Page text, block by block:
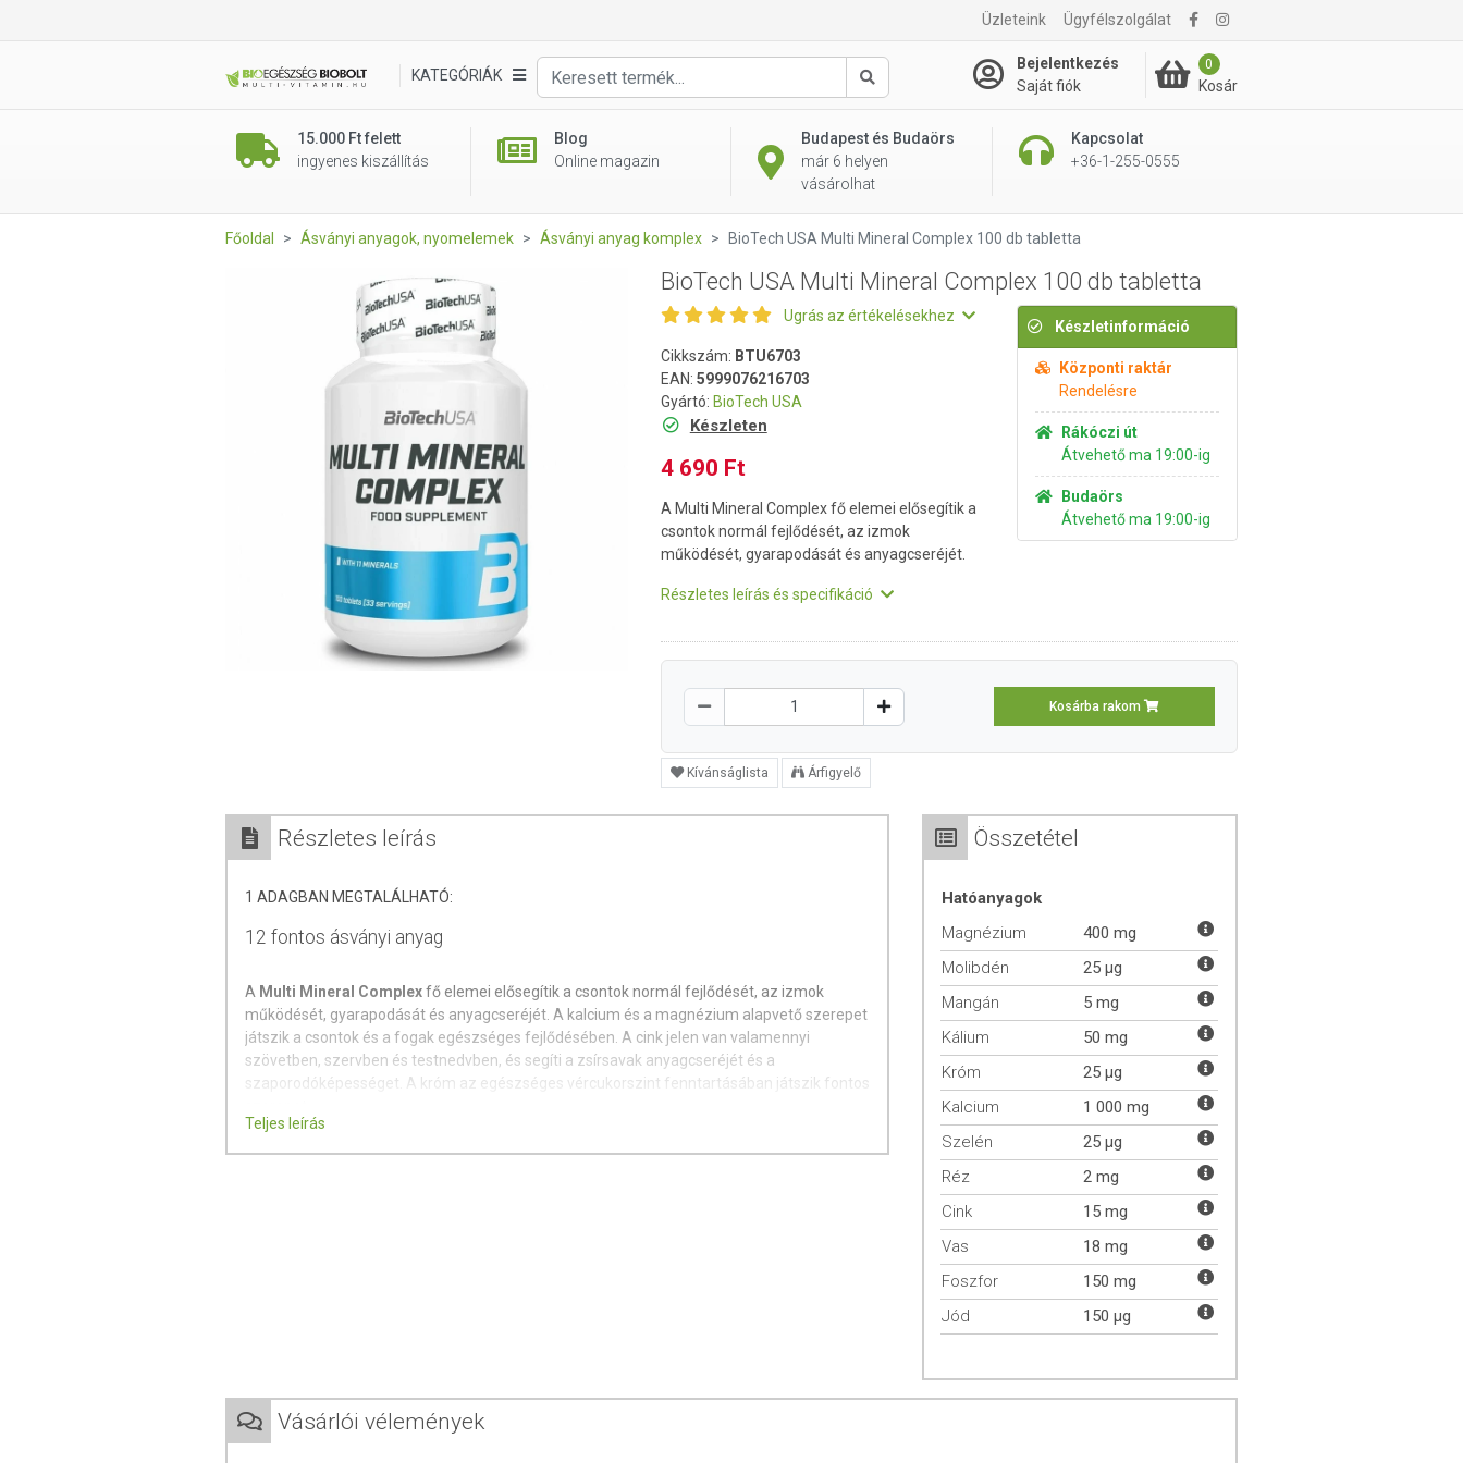
Üzleteink Ügyfélszolgálat
KATEGÓRIÁK
Keresés
Bejelentkezés
Saját fiók
0
Kosár
15.000 Ft felett
ingyenes kiszállítás
Blog
Online magazin
Budapest és Budaörs
már 6 helyen
vásárolhat
Kapcsolat
+36-1-255-0555
4 690 Ft Kosárba rakom
Főoldal Ásványi anyagok, nyomelemek Ásványi anyag komplex BioTech USA Multi Mineral Complex 100 db tabletta
BioTech USA Multi Mineral Complex 100 db tabletta
Ugrás az értékelésekhez
Cikkszám: BTU6703
EAN: 5999076216703
Gyártó: BioTech USA
Készleten
4 690 Ft
A Multi Mineral Complex fő elemei elősegítik a
csontok normál fejlődését, az izmok
működését, gyarapodását és anyagcseréjét.
Részletes leírás és specifikáció
Készletinformáció
Központi raktár
Rendelésre
Rákóczi út
Átvehető ma 19:00-ig
Budaörs
Átvehető ma 19:00-ig
Kosárba rakom
Kívánságlista Árfigyelő
Részletes leírás
1 ADAGBAN MEGTALÁLHATÓ:
12 fontos ásványi anyag
A Multi Mineral Complexfő elemei elősegítik a csontok normál fejlődését, az izmok
működését, gyarapodását és anyagcseréjét. A kalcium és a magnézium alapvető szerepet
játszik a csontok és a fogak egészséges fejlődésében. A cink jelen van valamennyi
szövetben, szervben és testnedvben, és segíti a zsírsavak anyagcseréjét és a
szaporodóképességet. A króm az egészséges vércukorszint fenntartásában játszik fontos
Az ajánlott napi fogyasztási mennyiséget ne lépje túl! Az étrend-kiegészítő nem
Teljes leírás
Összetétel
Hatóanyagok
Magnézium
400 mg
Molibdén
25 µg
Mangán
5 mg
Kálium
50 mg
Króm
25 µg
Kalcium
1 000 mg
Szelén
25 µg
Réz
2 mg
Cink
15 mg
Vas
18 mg
Foszfor
150 mg
Jód
150 µg
Vásárlói vélemények